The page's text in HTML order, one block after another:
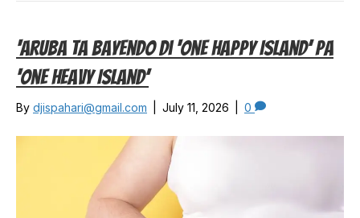
‘Aruba Ta Bayendo Di ‘One Happy Island’ Pa
‘One Heavy Island’
By djispahari@gmail.com July 11, 2026 0